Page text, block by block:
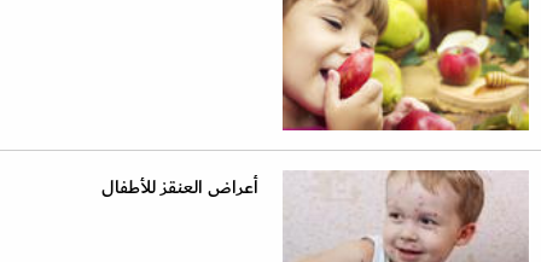
أعراض العنقز للأطفال